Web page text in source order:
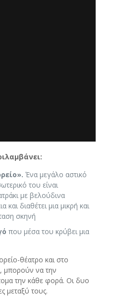
Ένα μεγάλο αστικό
του είναι
με βελούδινα
και διαθέτει μια μικρή και
σκηνή
που μέσα του κρύβει μια
θέατρο και στο
μπορούν να την
την κάθε φορά. Οι δυο
μεταξύ τους.